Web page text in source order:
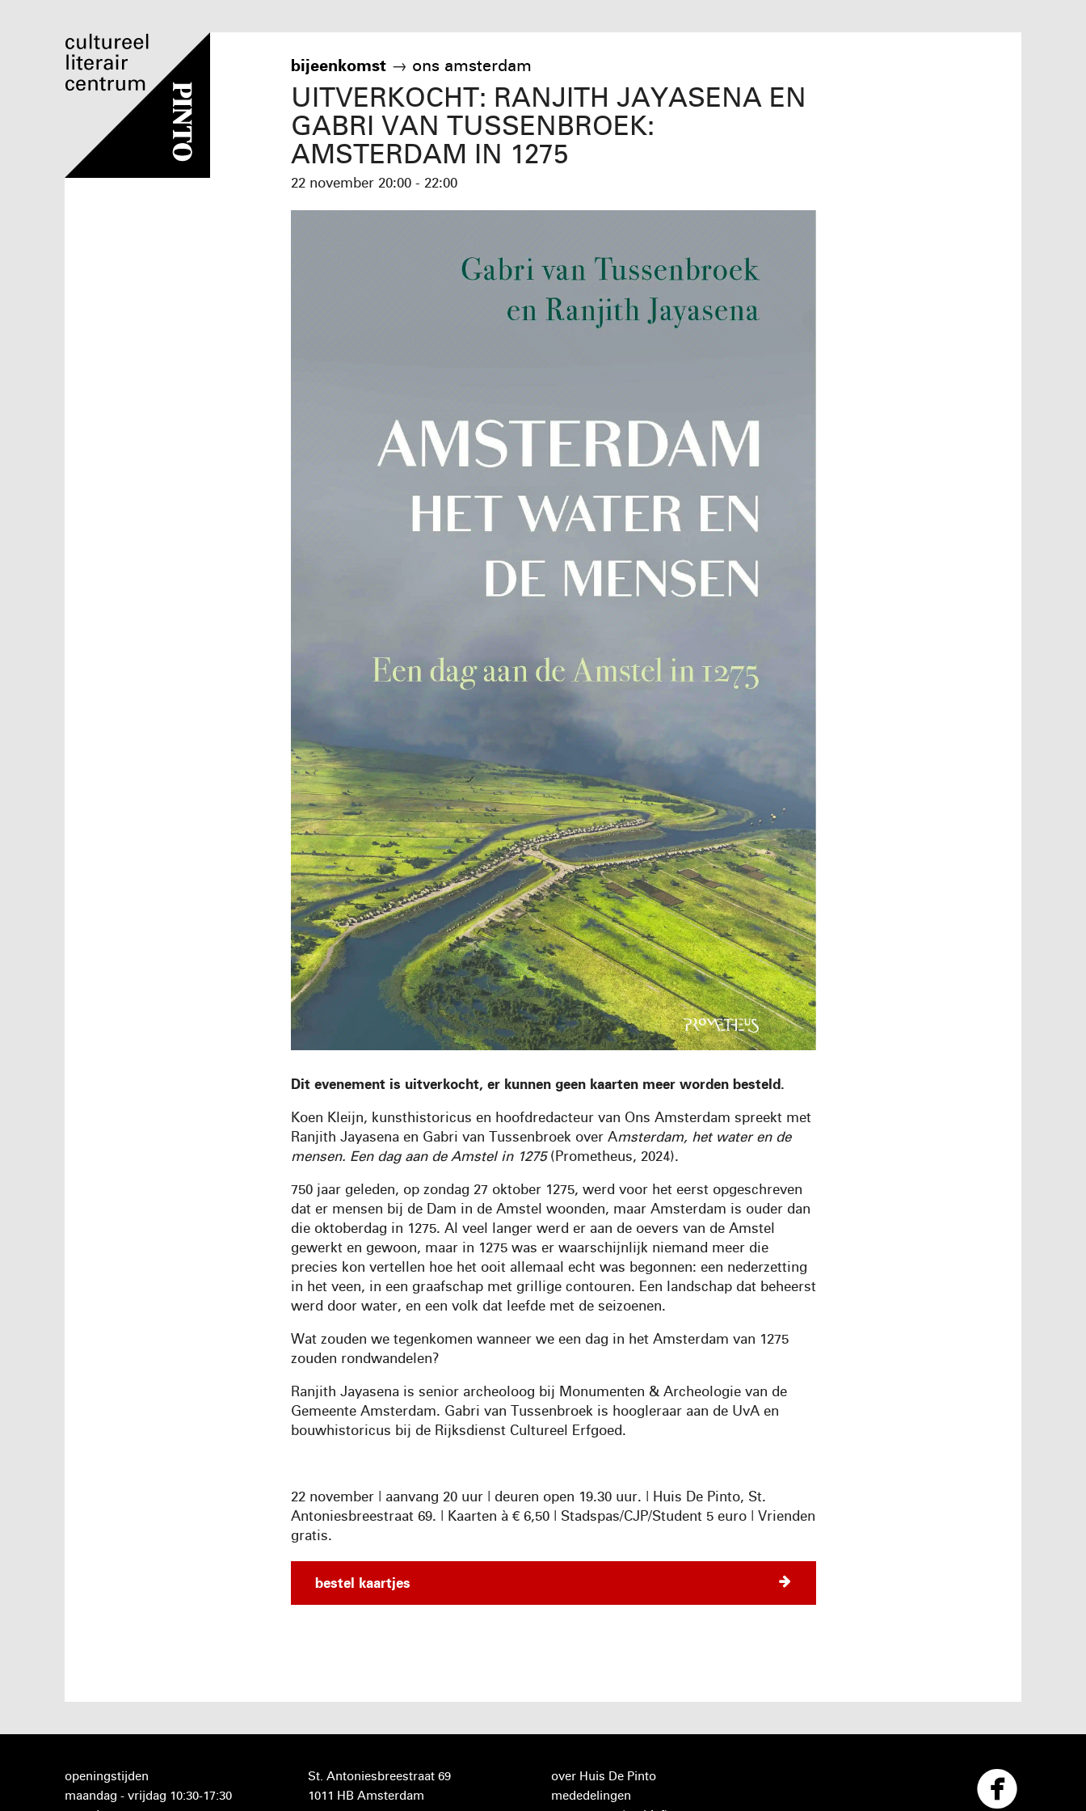
bijeenkomst → ons amsterdam
UITVERKOCHT: RANJITH JAYASENA EN
GABRI VAN TUSSENBROEK:
AMSTERDAM IN 1275
22 november 20:00 - 22:00
Dit evenement is uitverkocht, er kunnen geen kaarten meer worden besteld.
Koen Kleijn, kunsthistoricus en hoofdredacteur van Ons Amsterdam spreekt met
Ranjith Jayasena en Gabri van Tussenbroek over Amsterdam, het water en de
mensen. Een dag aan de Amstel in 1275(Prometheus, 2024).
750 jaar geleden, op zondag 27 oktober 1275, werd voor het eerst opgeschreven
dat er mensen bij de Dam in de Amstel woonden, maar Amsterdam is ouder dan
die oktoberdag in 1275. Al veel langer werd er aan de oevers van de Amstel
gewerkt en gewoon, maar in 1275 was er waarschijnlijk niemand meer die
precies kon vertellen hoe het ooit allemaal echt was begonnen: een nederzetting
in het veen, in een graafschap met grillige contouren. Een landschap dat beheerst
werd door water, en een volk dat leefde met de seizoenen.
Wat zouden we tegenkomen wanneer we een dag in het Amsterdam van 1275
zouden rondwandelen?
Ranjith Jayasena is senior archeoloog bij Monumenten & Archeologie van de
Gemeente Amsterdam. Gabri van Tussenbroek is hoogleraar aan de UvA en
bouwhistoricus bij de Rijksdienst Cultureel Erfgoed.
22 november | aanvang 20 uur | deuren open 19.30 uur. | Huis De Pinto, St.
Antoniesbreestraat 69. | Kaarten à € 6,50 | Stadspas/CJP/Student 5 euro | Vrienden
gratis.
bestel kaartjes
openingstijden
maandag - vrijdag 10:30-17:30
St. Antoniesbreestraat 69
1011 HB Amsterdam
over Huis De Pinto
mededelingen